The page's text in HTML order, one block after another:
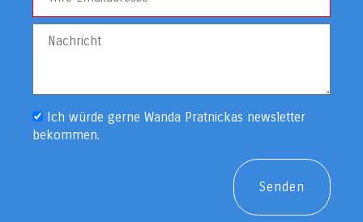
Ich würde gerne Wanda Pratnickas newsletter
bekommen.